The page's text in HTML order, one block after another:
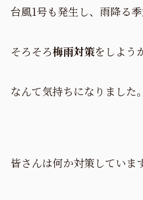
台風1号も発生し、雨降る季
そろそろ梅雨対策をしよう
なんて気持ちになりました。
皆さんは何か対策していま